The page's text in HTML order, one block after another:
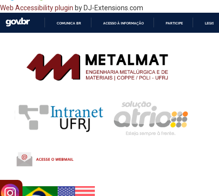
Web Accessibility plugin by DJ-Extensions.com
CONTEÚDO
COMUNICA BR ACESSO À INFORMAÇÃO PARTICIPE